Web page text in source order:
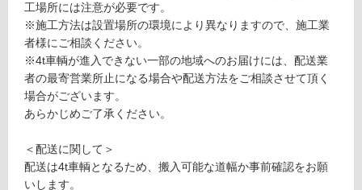
要確認
制
限
あ
り
の
為
注
が
必
工場所には注意が必要です。
※施工方法は設置場所の環境により異なりますので、施工業
者様にご相談ください。
※4t車輌が進入できない一部の地域へのお届けには、配送業
者の最寄営業所止になる場合や配送方法をご相談させて頂く
場合がございます。
あらかじめご了承ください。
＜配送に関して＞
配送は4t車輌となるため、搬入可能な道幅か事前確認をお願
いします。